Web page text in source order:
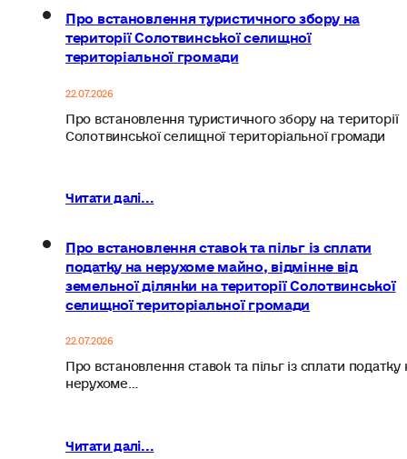
Про встановлення туристичного збору на
території Солотвинської селищної
територіальної громади
22.07.2026
Про встановлення туристичного збору на території
Солотвинської селищної територіальної громади
Читати далі...
Про встановлення ставок та пільг із сплати
податку на нерухоме майно, відмінне від
земельної ділянки на території Солотвинської
селищної територіальної громади
22.07.2026
Про встановлення ставок та пільг із сплати податку
нерухоме…
Читати далі...